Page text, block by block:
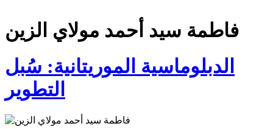
فاطمة سيد أحمد مولاي الزين
الدبلوماسية الموريتانية: سُبل
التطوير